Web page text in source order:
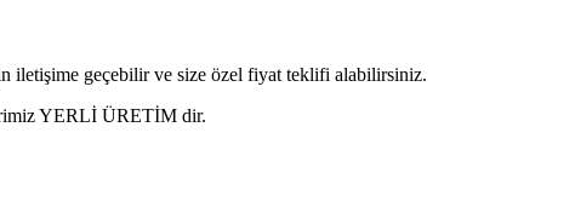
iletişime geçebilir ve size özel fiyat teklifi alabilirsiniz.
YERLİ ÜRETİM dir.